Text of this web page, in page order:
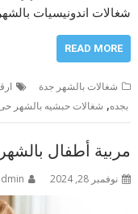
شغالات اندونيسيات
READ MORE
شغالات بالشهر جدة
بجده, شغالات حبشيه بالشهر
مربية أطفال بالشهر جدة
نوفمبر 28, 2024